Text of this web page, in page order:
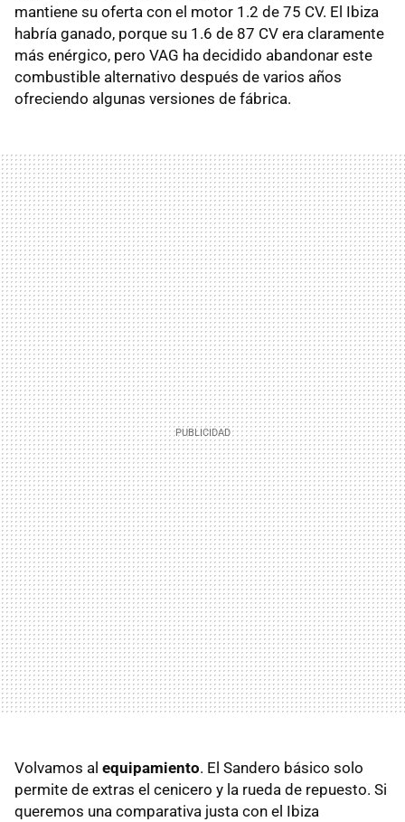
mantiene su oferta con el motor 1.2 de 75 CV. El Ibiza
habría ganado, porque su 1.6 de 87 CV era claramente
más enérgico, pero VAG ha decidido abandonar este
combustible alternativo después de varios años
ofreciendo algunas versiones de fábrica.
Volvamos al equipamiento. El Sandero básico solo
permite de extras el cenicero y la rueda de repuesto. Si
queremos una comparativa justa con el Ibiza